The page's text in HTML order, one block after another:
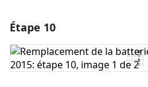
Ajouter un commentaire
Étape 10